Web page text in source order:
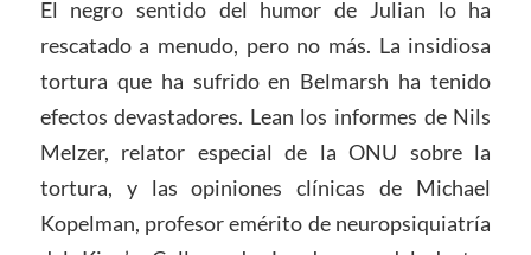
El negro sentido del humor de Julian lo ha
rescatado a menudo, pero no más. La insidiosa
tortura que ha sufrido en Belmarsh ha tenido
efectos devastadores. Lean los informes de Nils
Melzer, relator especial de la ONU sobre la
tortura, y las opiniones clínicas de Michael
Kopelman, profesor emérito de neuropsiquiatría